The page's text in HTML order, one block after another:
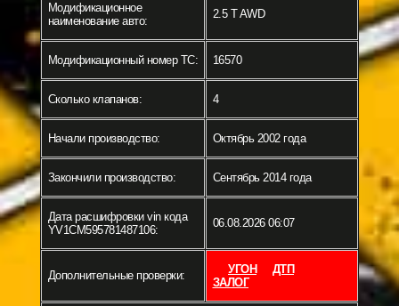
Модификационное
наименование авто:
2.5 T AWD
Модификационный номер ТС: 16570
Сколько клапанов: 4
Начали производство: Октябрь 2002 года
Закончили производство: Сентябрь 2014 года
Дата расшифровки vin кода
YV1CM595781487106:
06.08.2026 06:07
Дополнительные проверки: УГОН
ДТП
ЗАЛОГ